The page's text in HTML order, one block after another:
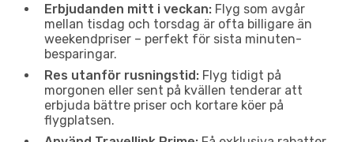
Erbjudanden mitt i veckan: Flyg som avgår
mellan tisdag och torsdag är ofta billigare än
weekendpriser – perfekt för sista minuten-
besparingar.
Res utanför rusningstid: Flyg tidigt på
morgonen eller sent på kvällen tenderar att
erbjuda bättre priser och kortare köer på
flygplatsen.